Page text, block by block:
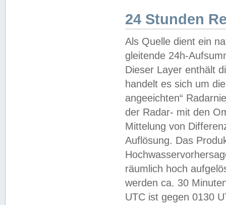
24 Stunden
Als Quelle dient ein
gleitende 24h-
Dieser Layer enthält
handelt es sich um
angeeichten“
der Radar- mit den
Mittelung von
Auflösung. Das
räumlich hoch
werden ca. 30
UTC ist gegen 0130